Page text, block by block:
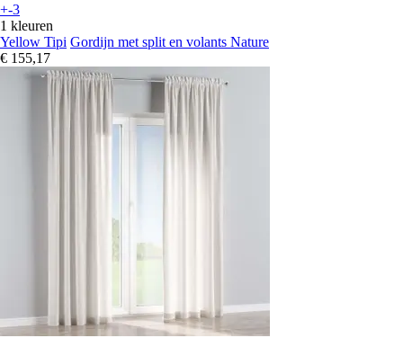
+-3
1 kleuren
Yellow Tipi Gordijn met split en volants Nature
€ 155,17